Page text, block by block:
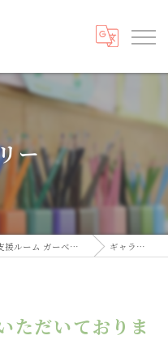
ー
守山市の放課後デイサービスなら発達支援ルーム ガーベラの園 ギャラリー
ただいておりま